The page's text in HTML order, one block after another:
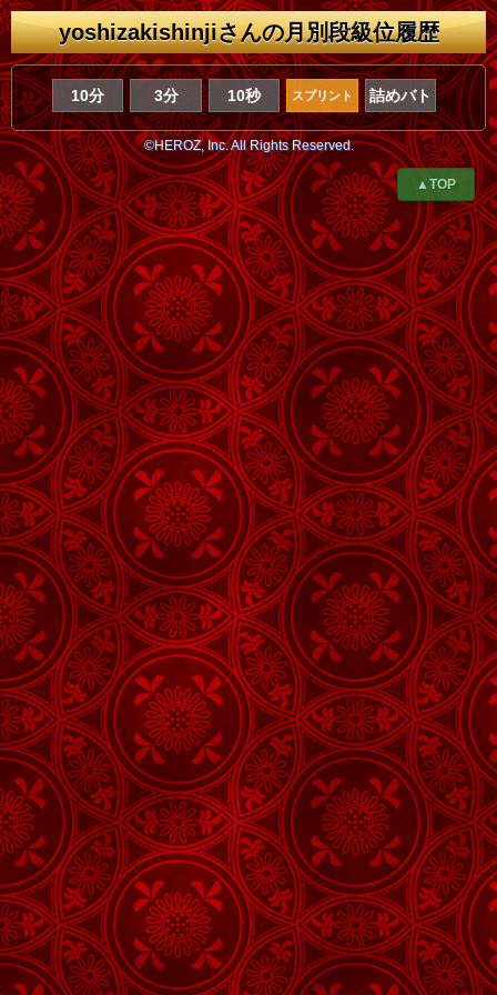
yoshizakishinjiさんの月別段級位履歴
10分 3分 10秒 スプリント 詰めバト
©HEROZ, Inc. All Rights Reserved.
▲TOP